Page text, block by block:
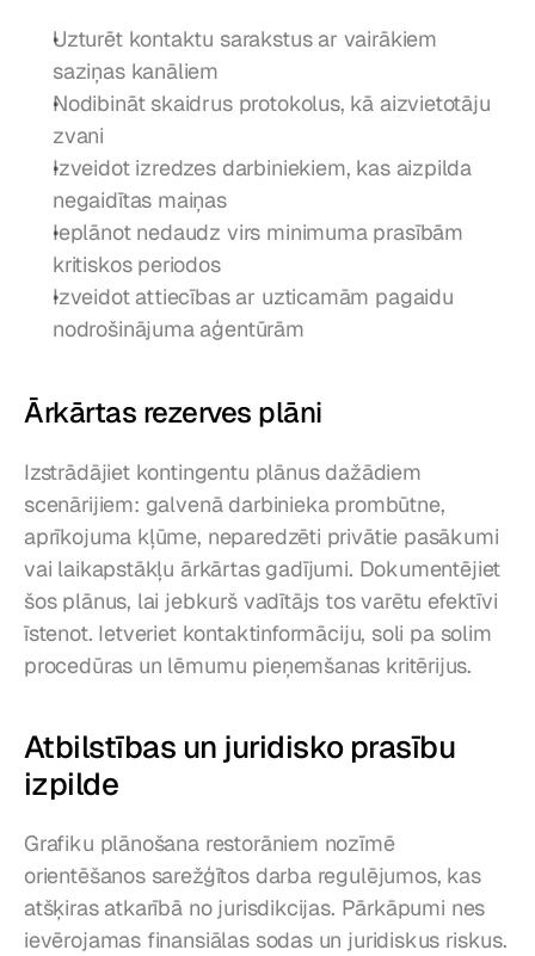
Uzturēt kontaktu sarakstus ar vairākiem
saziņas kanāliem
Nodibināt skaidrus protokolus, kā aizvietotāju
zvani
Izveidot izredzes darbiniekiem, kas aizpilda
negaidītas maiņas
Ieplānot nedaudz virs minimuma prasībām
kritiskos periodos
Izveidot attiecības ar uzticamām pagaidu
nodrošinājuma aģentūrām
Ārkārtas rezerves plāni
Izstrādājiet kontingentu plānus dažādiem
scenārijiem: galvenā darbinieka prombūtne,
aprīkojuma kļūme, neparedzēti privātie pasākumi
vai laikapstākļu ārkārtas gadījumi. Dokumentējiet
šos plānus, lai jebkurš vadītājs tos varētu efektīvi
īstenot. Ietveriet kontaktinformāciju, soli pa solim
procedūras un lēmumu pieņemšanas kritērijus.
Atbilstības un juridisko prasību
izpilde
Grafiku plānošana restorāniem nozīmē
orientēšanos sarežģītos darba regulējumos, kas
atšķiras atkarībā no jurisdikcijas. Pārkāpumi nes
ievērojamas finansiālas sodas un juridiskus riskus.